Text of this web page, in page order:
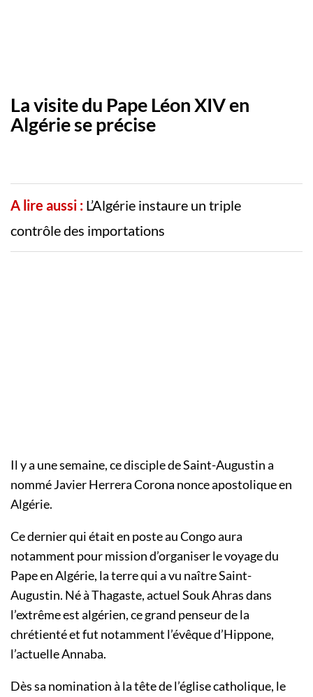
La visite du Pape Léon XIV en
Algérie se précise
A lire aussi : L’Algérie instaure un triple
contrôle des importations
Il y a une semaine, ce disciple de Saint-Augustin a
nommé Javier Herrera Corona nonce apostolique en
Algérie.
Ce dernier qui était en poste au Congo aura
notamment pour mission d’organiser le voyage du
Pape en Algérie, la terre qui a vu naître Saint-
Augustin. Né à Thagaste, actuel Souk Ahras dans
l’extrême est algérien, ce grand penseur de la
chrétienté et fut notamment l’évêque d’Hippone,
l’actuelle Annaba.
Dès sa nomination à la tête de l’église catholique, le